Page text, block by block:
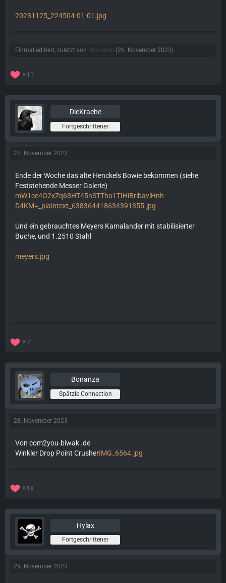
20231125_224504-01-01.jpg
Einmal editiert, zuletzt von Bukowski (26. November 2023)
11
DieKraehe
Fortgeschrittener
27. November 2023
Ende der Woche das alte Henckels Bowie bekommen (siehe
Feststehende Messer Galerie)
mW1ce4O2xZq63HT45nSTTho1TIHiBribavlHnh-
D4KM=_plaintext_638364418634391355.jpg
Und ein gebrauchtes Meyers Kamalander mit stabilisierter
Buche, und 1.2510 Stahl
meyers.jpg
7
Bonanza
Spätzle Connection
28. November 2023
Von com2you-biwak .de
Winkler Drop Point CrusherIMG_6564.jpg
18
Hylax
Fortgeschrittener
29. November 2023